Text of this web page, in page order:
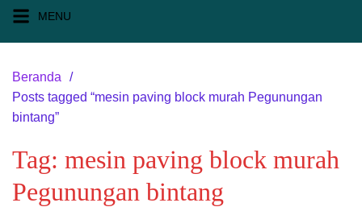
MENU
Beranda
Posts tagged “mesin paving block murah Pegunungan
bintang”
Tag: mesin paving block murah
Pegunungan bintang